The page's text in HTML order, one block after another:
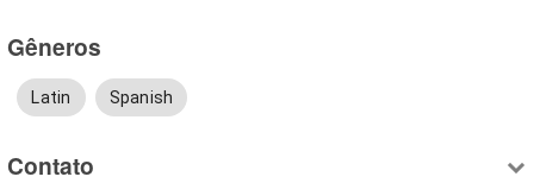
Gêneros
Latin Spanish
Contato